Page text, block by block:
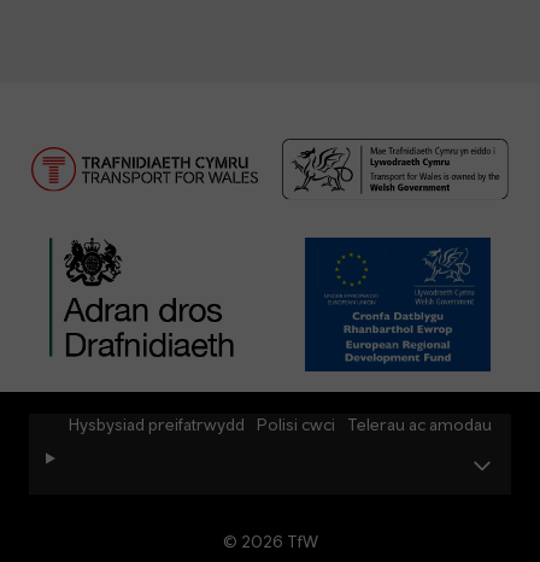
© 2026 TfW
Hysbysiad preifatrwydd Polisi cwci Telerau ac amodau